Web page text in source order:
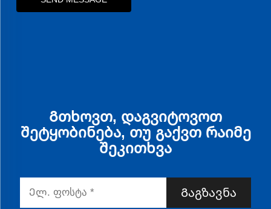
Გთხოვთ, დაგვიტოვოთ
შეტყობინება, თუ გაქვთ რაიმე
შეკითხვა
Გაგზავნა